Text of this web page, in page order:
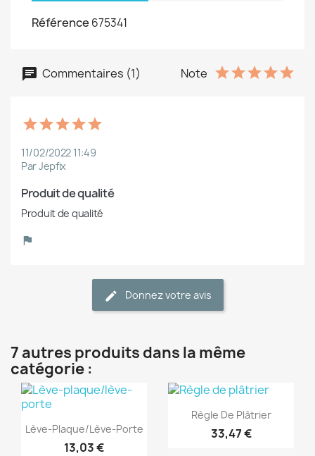
Référence 675341
Commentaires (1) Note
11/02/2022 11:49
Par Jepfix
Produit de qualité
Produit de qualité
Donnez votre avis
7 autres produits dans la même
catégorie :
Aperçu rapide
Lève-Plaque/lève-Porte
13,03 €
Aperçu rapide
Règle De Plâtrier
33,47 €
(1)